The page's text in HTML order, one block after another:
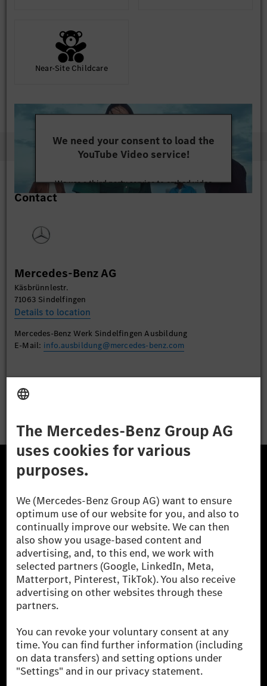
Near-Site Childcare
We need your consent to load the
YouTube Video service!
We use a third party service to embed video
content that may collect data about your activity.
Contact
Mercedes-Benz AG
Käsbrünnlestr.
71063 Sindelfingen
Details to location
Mercedes-Benz Werk Sindelfingen Ausbildung
E-Mail: info.ausbildung@mercedes-benz.com
The Mercedes-Benz Group AG (former Daimler AG) is
one of the world's most successful automotive
companies. With Mercedes-Benz AG, we are one of
the leading global suppliers of premium and luxury
cars and vans. Mercedes-Benz Mobility AG offers
financing, leasing, car subscription and car rental,
fleet management, digital services for charging and
payment, insurance brokerage, as well as innovative
mobility services.
Learn more